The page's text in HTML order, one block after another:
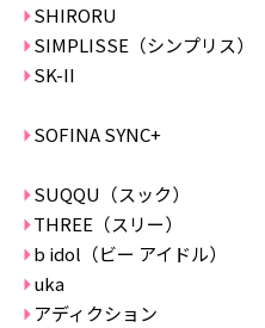
SHIRORU
SIMPLISSE（シンプリス）
SK-II
SOFINA SYNC+
SUQQU（スック）
THREE（スリー）
b idol（ビー アイドル）
uka
アディクション